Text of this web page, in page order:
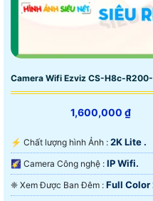
Camera Wifi Ezviz CS-H8c-R200-
1,600,000 ₫
️⚡ Chất lượng hình Ảnh : 2K Lite .
🌠 Camera Công nghệ : IP Wifi.
❈ Xem Được Ban Đêm : Full Color